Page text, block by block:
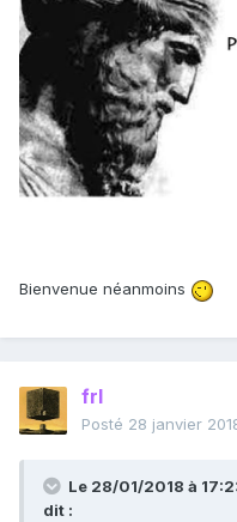
Bienvenue néanmoins
frl
Posté 28 janvier
Le 28/01/2018 à
dit :